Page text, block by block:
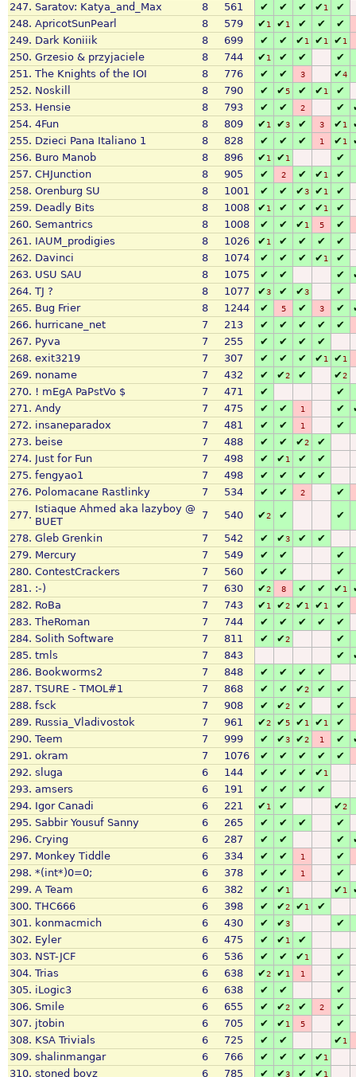
247. Saratov: Katya_and_Max 8 561 ✔ ✔ ✔ ✔1
✔
248. ApricotSunPearl 8 579 ✔1 ✔1 ✔ ✔
✔
249. Dark Koniiik 8 699 ✔ ✔ ✔1 ✔1 ✔1
250. Grzesio & przyjaciele 8 744 ✔1 ✔ ✔ ✔
251. The Knights of the IOI 8 776 ✔ ✔ 3 ✔4
252. Noskill 8 790 ✔ ✔5 ✔ ✔1
✔
253. Hensie 8 793 ✔ ✔ 2 ✔
254. 4Fun 8 809 ✔1 ✔3 ✔ 3 ✔1
255. Dzieci Pana Italiano 1 8 828 ✔ ✔ ✔ 1 ✔1
256. Buro Manob 8 896 ✔1 ✔1 ✔
257. CHJunction 8 905 ✔ 2 ✔ ✔1 ✔
258. Orenburg SU 8 1001 ✔ ✔ ✔3 ✔1
✔
259. Deadly Bits 8 1008 ✔1 ✔ ✔ ✔1
✔
260. Semantrics 8 1008 ✔ ✔ ✔1 5
✔
261. IAUM_prodigies 8 1026 ✔1 ✔ ✔ ✔
✔
262. Davinci 8 1074 ✔ ✔ ✔ ✔1
✔
263. USU SAU 8 1075 ✔ ✔ ✔
264. TJ ? 8 1077 ✔3 ✔ ✔3
✔
265. Bug Frier 8 1244 ✔ 5 ✔ 3 ✔
266. hurricane_net 7 213 ✔ ✔ ✔ ✔
✔
267. Pyva 7 255 ✔ ✔ ✔
✔
268. exit3219 7 307 ✔ ✔ ✔ ✔1 ✔1
269. noname 7 432 ✔ ✔2 ✔ ✔2
270. ! mEgA PaPstVo $ 7 471 ✔ ✔
271. Andy 7 475 ✔ ✔ 1 ✔
272. insaneparadox 7 481 ✔ ✔ 1 ✔
273. beise 7 488 ✔ ✔ ✔2
✔
274. Just for Fun 7 498 ✔ ✔1 ✔
✔
275. fengyao1 7 498 ✔ ✔ ✔
✔
276. Polomacane Rastlinky 7 534 ✔ ✔ 2
✔
277.
Istiaque Ahmed aka lazyboy @
BUET
7 540 ✔2 ✔ ✔
278. Gleb Grenkin 7 542 ✔ ✔3 ✔
✔
279. Mercury 7 549 ✔ ✔ ✔
280. ContestCrackers 7 560 ✔ ✔ ✔
281. :-) 7 630 ✔2 8 ✔ ✔ ✔1
282. RoBa 7 743 ✔1 ✔2 ✔1 ✔1
✔
283. TheRoman 7 744 ✔ ✔ ✔ ✔
✔
284. Solith Software 7 811 ✔ ✔2 ✔
285. tmls 7 843 ✔
286. Bookworms2 7 848 ✔ ✔ ✔
✔
287. TSURE - TMOL#1 7 868 ✔ ✔ ✔2 ✔
✔
288. fsck 7 908 ✔ ✔2 ✔
✔
289. Russia_Vladivostok 7 961 ✔2 ✔5 ✔1 ✔1
✔
290. Teem 7 999 ✔ ✔3 ✔2 1 ✔
291. okram 7 1076 ✔ ✔ ✔ ✔
✔
292. sluga 6 144 ✔ ✔ ✔ ✔1
293. amsers 6 191 ✔ ✔ ✔
✔
294. Igor Canadi 6 221 ✔1 ✔ ✔2
295. Sabbir Yousuf Sanny 6 265 ✔ ✔ ✔
✔
296. Crying 6 287 ✔ ✔ ✔
297. Monkey Tiddle 6 334 ✔ ✔ 1
✔
298. *(int*)0=0; 6 378 ✔ ✔ 1
✔
299. A Team 6 382 ✔ ✔1 ✔1
300. THC666 6 398 ✔ ✔2 ✔1
✔
301. konmacmich 6 430 ✔ ✔3 ✔
302. Eyler 6 475 ✔ ✔1
✔
303. NST-JCF 6 536 ✔ ✔ ✔1
✔
304. Trias 6 638 ✔2 ✔1 1
✔
305. iLogic3 6 638 ✔ ✔
✔
306. Smile 6 655 ✔ ✔2 ✔ 2
✔
307. jtobin 6 705 ✔ ✔1 5
✔
308. KSA Trivials 6 725 ✔ ✔ ✔1
309. shalinmangar 6 766 ✔ ✔ ✔ ✔1
310. stoned boyz 6 785 ✔ ✔3 ✔ ✔1